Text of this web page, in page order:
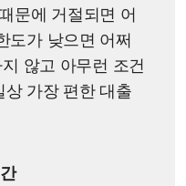
문에 거절되면 어
도가 낮으면 어쩌
않고 아무런 조건
가장 편한 대출